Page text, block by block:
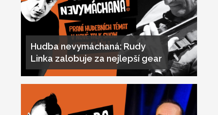
Hudba nevymáchaná: Rudy
Linka zalobuje za nejlepší gear